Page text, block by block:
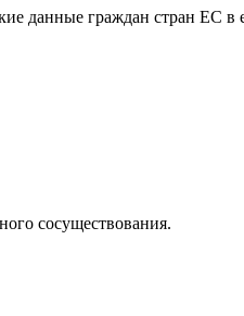
данные граждан стран ЕС
сосуществования.